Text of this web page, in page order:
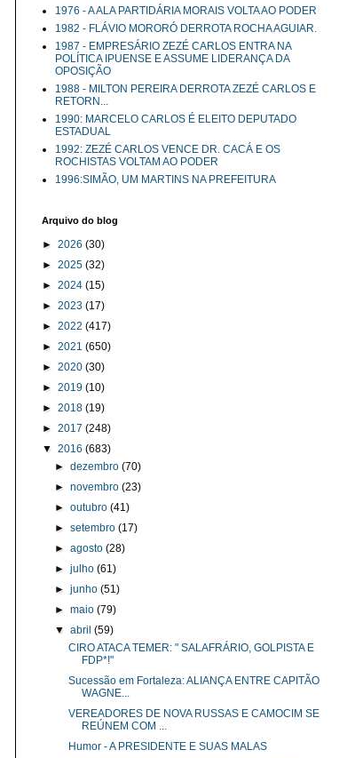
1976 - A ALA PARTIDÁRIA MORAIS VOLTA AO PODER
1982 - FLÁVIO MORORÓ DERROTA ROCHA AGUIAR.
1987 - EMPRESÁRIO ZEZÉ CARLOS ENTRA NA
POLÍTICA IPUENSE E ASSUME LIDERANÇA DA
OPOSIÇÃO
1988 - MILTON PEREIRA DERROTA ZEZÉ CARLOS E
RETORN...
1990: MARCELO CARLOS É ELEITO DEPUTADO
ESTADUAL
1992: ZEZÉ CARLOS VENCE DR. CACÁ E OS
ROCHISTAS VOLTAM AO PODER
1996:SIMÃO, UM MARTINS NA PREFEITURA
Arquivo do blog
► 2026 (30)
► 2025 (32)
► 2024 (15)
► 2023 (17)
► 2022 (417)
► 2021 (650)
► 2020 (30)
► 2019 (10)
► 2018 (19)
► 2017 (248)
▼ 2016 (683)
►dezembro(70)
►novembro(23)
►outubro(41)
►setembro(17)
►agosto(28)
►julho(61)
►junho(51)
►maio(79)
▼abril(59)
CIRO ATACA TEMER: " SALAFRÁRIO, GOLPISTA E
FDP*!"
Sucessão em Fortaleza: ALIANÇA ENTRE CAPITÃO
WAGNE...
VEREADORES DE NOVA RUSSAS E CAMOCIM SE
REÚNEM COM ...
Humor - A PRESIDENTE E SUAS MALAS